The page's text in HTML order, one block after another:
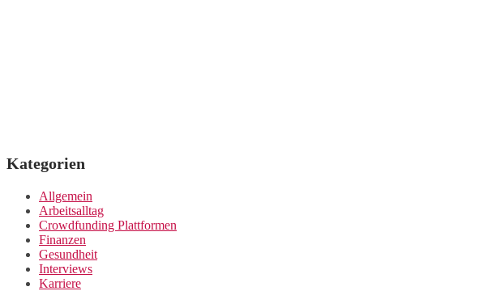
Kategorien
Allgemein
Arbeitsalltag
Crowdfunding Plattformen
Finanzen
Gesundheit
Interviews
Karriere